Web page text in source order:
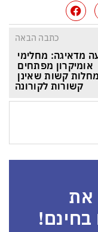
כתבה הבאה
מדאיגה: מחלימי
אומיקרון מפתחים
מחלות קשות שאינן
קשורות לקורונה
את